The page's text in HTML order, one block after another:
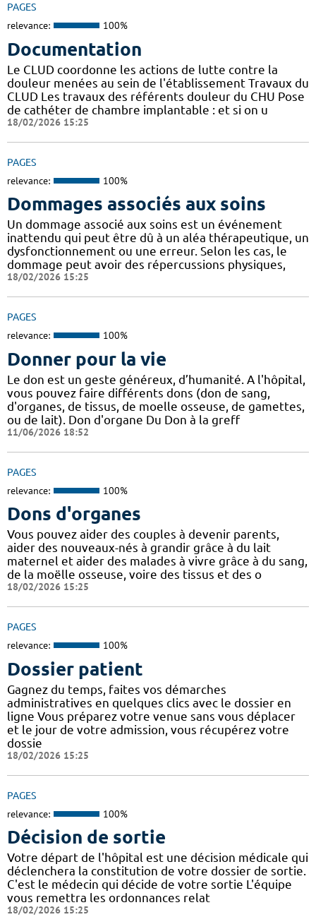
PAGES
relevance: 100%
Documentation
Le CLUD coordonne les actions de lutte contre la
douleur menées au sein de l'établissement Travaux du
CLUD Les travaux des référents douleur du CHU Pose
de cathéter de chambre implantable : et si on u
18/02/2026 15:25
PAGES
relevance: 100%
Dommages associés aux soins
Un dommage associé aux soins est un événement
inattendu qui peut être dû à un aléa thérapeutique, un
dysfonctionnement ou une erreur. Selon les cas, le
dommage peut avoir des répercussions physiques,
18/02/2026 15:25
PAGES
relevance: 100%
Donner pour la vie
Le don est un geste généreux, d’humanité. A l'hôpital,
vous pouvez faire différents dons (don de sang,
d'organes, de tissus, de moelle osseuse, de gamettes,
ou de lait). Don d'organe Du Don à la greff
11/06/2026 18:52
PAGES
relevance: 100%
Dons d'organes
Vous pouvez aider des couples à devenir parents,
aider des nouveaux-nés à grandir grâce à du lait
maternel et aider des malades à vivre grâce à du sang,
de la moëlle osseuse, voire des tissus et des o
18/02/2026 15:25
PAGES
relevance: 100%
Dossier patient
Gagnez du temps, faites vos démarches
administratives en quelques clics avec le dossier en
ligne Vous préparez votre venue sans vous déplacer
et le jour de votre admission, vous récupérez votre
dossie
18/02/2026 15:25
PAGES
relevance: 100%
Décision de sortie
Votre départ de l'hôpital est une décision médicale qui
déclenchera la constitution de votre dossier de sortie.
C'est le médecin qui décide de votre sortie L'équipe
vous remettra les ordonnances relat
18/02/2026 15:25